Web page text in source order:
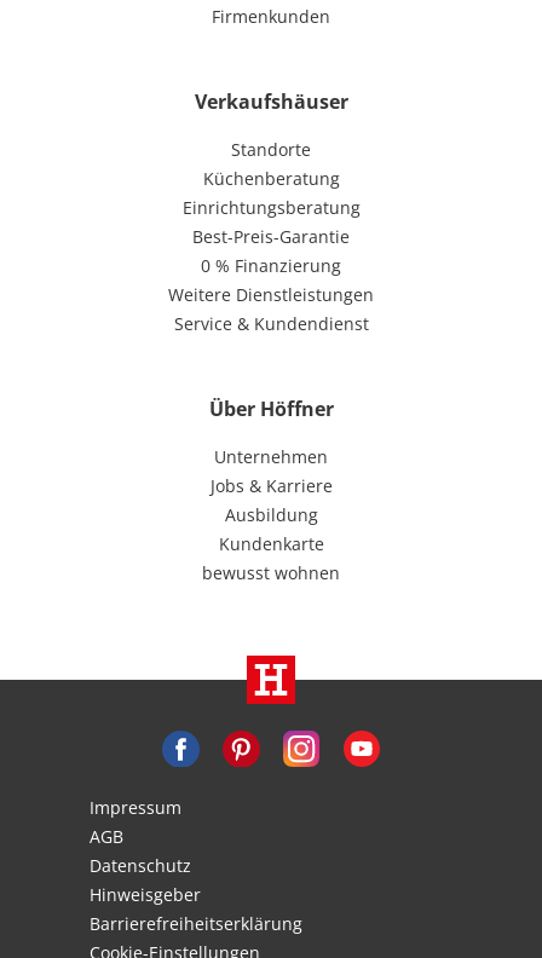
Firmenkunden
Verkaufshäuser
Standorte
Küchenberatung
Einrichtungsberatung
Best-Preis-Garantie
0 % Finanzierung
Weitere Dienstleistungen
Service & Kundendienst
Über Höffner
Unternehmen
Jobs & Karriere
Ausbildung
Kundenkarte
bewusst wohnen
Impressum
AGB
Datenschutz
Hinweisgeber
Barrierefreiheitserklärung
Cookie-Einstellungen